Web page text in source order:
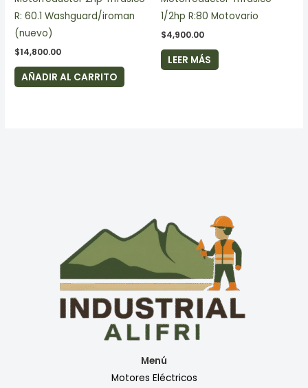
R: 60.1 Washguard/iroman
(nuevo)
$14,800.00
AÑADIR AL CARRITO
1/2hp R:80 Motovario
$4,900.00
LEER MÁS
Menú
Motores Eléctricos